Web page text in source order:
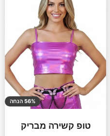
56% הנחה
טופ קשירה מבריק